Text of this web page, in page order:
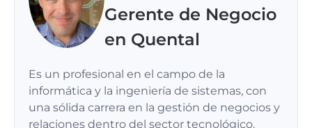
Gerente de Negocio
en Quental
Es un profesional en el campo de la
informática y la ingeniería de sistemas, con
una sólida carrera en la gestión de negocios y
relaciones dentro del sector tecnológico.